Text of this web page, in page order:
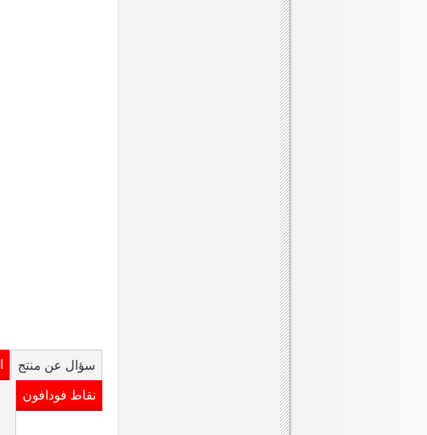
سؤال عن منتج
نقاط فودافون